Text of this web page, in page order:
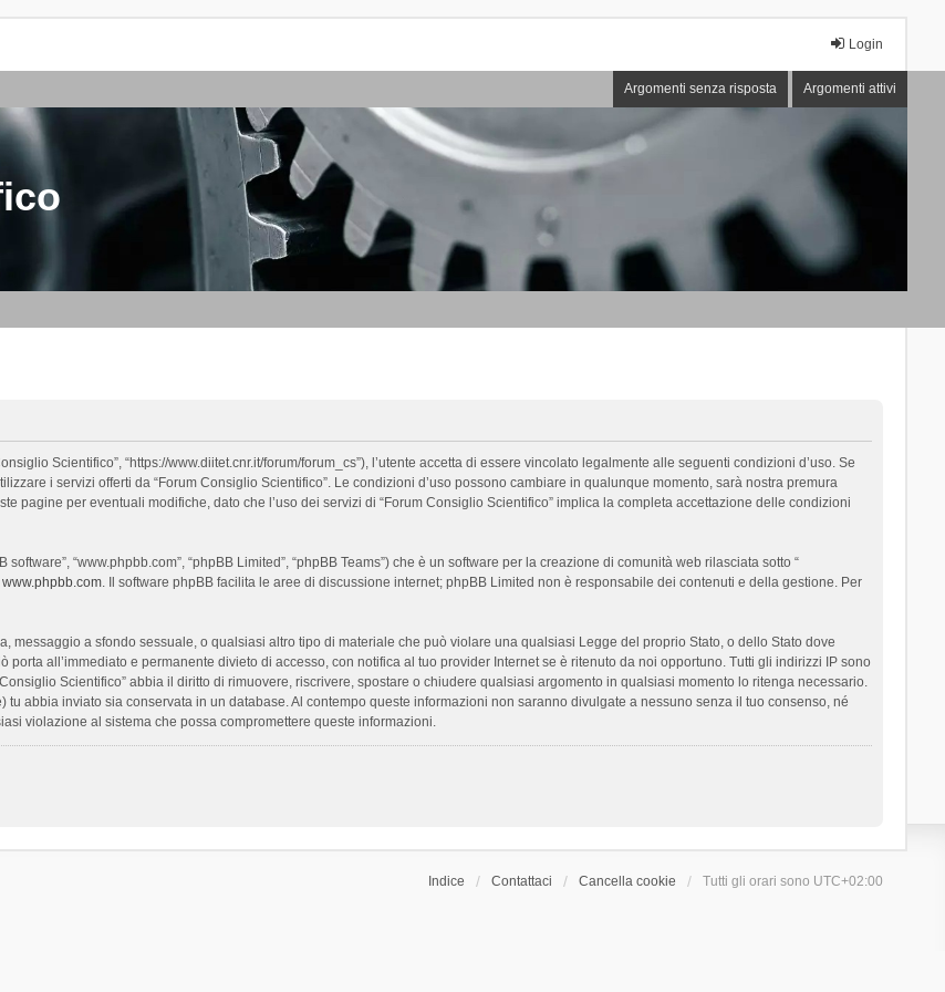
Login
Argomenti senza risposta Argomenti attivi
Scientifico”, “https://www.diitet.cnr.it/forum/forum_cs”), l’utente accetta di essere vincolato legalmente alle seguenti condizioni d’uso. Se
i servizi offerti da “Forum Consiglio Scientifico”. Le condizioni d’uso possono cambiare in qualunque momento, sarà nostra premura
pagine per eventuali modifiche, dato che l’uso dei servizi di “Forum Consiglio Scientifico” implica la completa accettazione delle condizioni
“www.phpbb.com”, “phpBB Limited”, “phpBB Teams”) che è un software per la creazione di comunità web rilasciata sotto “
www.phpbb.com. Il software phpBB facilita le aree di discussione internet; phpBB Limited non è responsabile dei contenuti e della gestione. Per
messaggio a sfondo sessuale, o qualsiasi altro tipo di materiale che può violare una qualsiasi Legge del proprio Stato, o dello Stato dove
all’immediato e permanente divieto di accesso, con notifica al tuo provider Internet se è ritenuto da noi opportuno. Tutti gli indirizzi IP sono
Scientifico” abbia il diritto di rimuovere, riscrivere, spostare o chiudere qualsiasi argomento in qualsiasi momento lo ritenga necessario.
abbia inviato sia conservata in un database. Al contempo queste informazioni non saranno divulgate a nessuno senza il tuo consenso, né
violazione al sistema che possa compromettere queste informazioni.
Indice Contattaci Cancella cookie Tutti gli orari sono UTC+02:00